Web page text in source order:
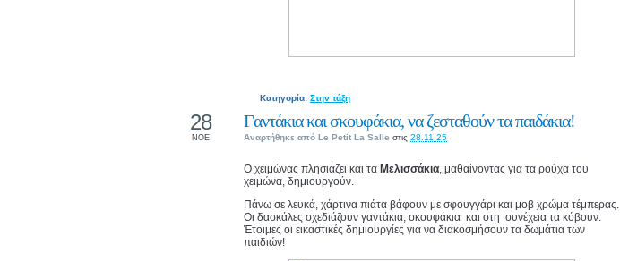
Κατηγορία: Στην τάξη
Γαντάκια και σκουφάκια, να ζεσταθούν τα παιδάκια!
Αναρτήθηκε από Le Petit La Salle στις 28.11.25
28
ΝΟΕ
Ο χειμώνας πλησιάζει και τα Μελισσάκια, μαθαίνοντας για τα ρούχα του
χειμώνα, δημιουργούν.
Πάνω σε λευκά, χάρτινα πιάτα βάφουν με σφουγγάρι και μοβ χρώμα τέμπερας.
Οι δασκάλες σχεδιάζουν γαντάκια, σκουφάκια και στη συνέχεια τα κόβουν.
Έτοιμες οι εικαστικές δημιουργίες για να διακοσμήσουν τα δωμάτια των
παιδιών!